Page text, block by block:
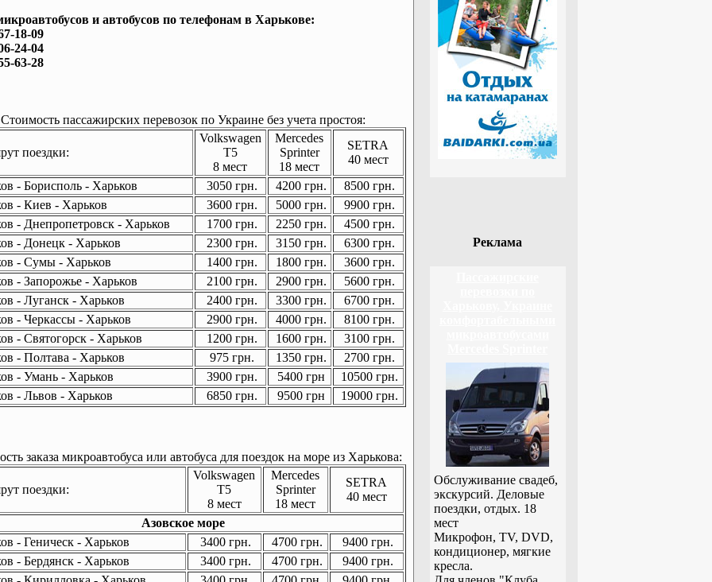
и автобусов по телефонам в Харькове:
18-09
24-04
63-28
Стоимость пассажирских перевозок по Украине без учета простоя:
поездки:
Volkswagen
T5
8 мест
Mercedes
Sprinter
18 мест
SETRA
40 мест
- Борисполь - Харьков
3050 грн. 4200 грн.
8500 грн.
- Киев - Харьков
3600 грн. 5000 грн.
9900 грн.
- Днепропетровск - Харьков
1700 грн. 2250 грн.
4500 грн.
- Донецк - Харьков
2300 грн. 3150 грн.
6300 грн.
- Сумы - Харьков
1400 грн. 1800 грн.
3600 грн.
- Запорожье - Харьков
2100 грн. 2900 грн.
5600 грн.
- Луганск - Харьков
2400 грн. 3300 грн.
6700 грн.
- Черкассы - Харьков
2900 грн. 4000 грн.
8100 грн.
- Святогорск - Харьков
1200 грн. 1600 грн.
3100 грн.
- Полтава - Харьков
975 грн. 1350 грн.
2700 грн.
- Умань - Харьков
3900 грн. 5400 грн
10500 грн.
- Львов - Харьков
6850 грн. 9500 грн 19000 грн.
заказа микроавтобуса или автобуса для поездок на море из Харькова:
поездки:
Volkswagen
T5
8 мест
Mercedes
Sprinter
18 мест
SETRA
40 мест
Азовское море
- Геническ - Харьков
3400 грн. 4700 грн.
9400 грн.
- Бердянск - Харьков
3400 грн. 4700 грн.
9400 грн.
Реклама
Обслуживание свадеб,
экскурсий. Деловые
поездки, отдых. 18
мест
Микрофон, TV, DVD,
кондиционер, мягкие
кресла.